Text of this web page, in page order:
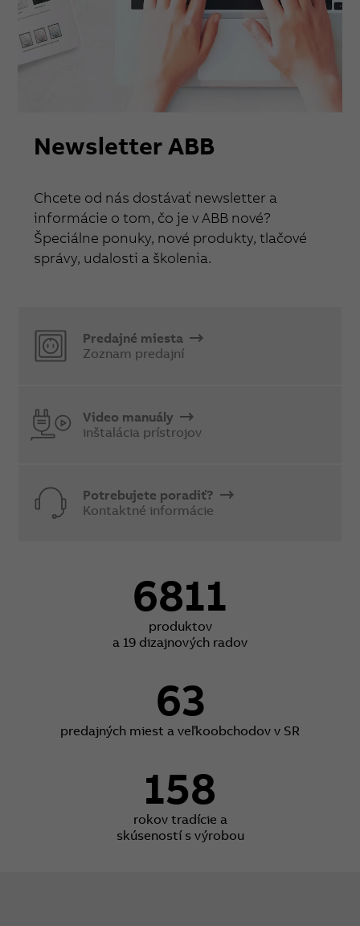
Newsletter ABB
Chcete od nás dostávať newsletter a
informácie o tom, čo je v ABB nové?
Špeciálne ponuky, nové produkty, tlačové
správy, udalosti a školenia.
Predajné miesta
Zoznam predajní
Video manuály
inštalácia prístrojov
Potrebujete poradiť?
Kontaktné informácie
6811
produktov
a 19 dizajnových radov
63
predajných miest a veľkoobchodov v SR
158
rokov tradície a
skúseností s výrobou